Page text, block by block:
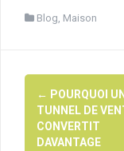
Blog, Maison
Navigation
d'article
← POURQUOI UN
TUNNEL DE
CONVERTIT
DAVANTAGE